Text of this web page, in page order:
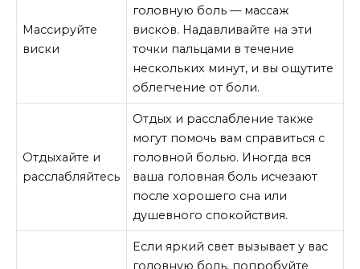
Массируйте
виски
головную боль — массаж
висков. Надавливайте на эти
точки пальцами в течение
нескольких минут, и вы ощутите
облегчение от боли.
Отдыхайте и
расслабляйтесь
Отдых и расслабление также
могут помочь вам справиться с
головной болью. Иногда вся
ваша головная боль исчезают
после хорошего сна или
душевного спокойствия.
Если яркий свет вызывает у вас
головную боль, попробуйте